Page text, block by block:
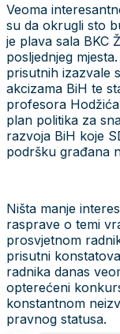
Veoma
su da okrugli sto
je plava sala BKC
posljednjeg
prisutnih izazvale
akcizama BiH te
profesora
plan politika za
razvoja BiH koje
podršku građana
Ništa manje
rasprave o temi
prosvjetnom
prisutni
radnika danas
opterećeni
konstantnom
pravnog statusa.